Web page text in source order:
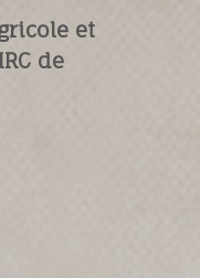
et
de